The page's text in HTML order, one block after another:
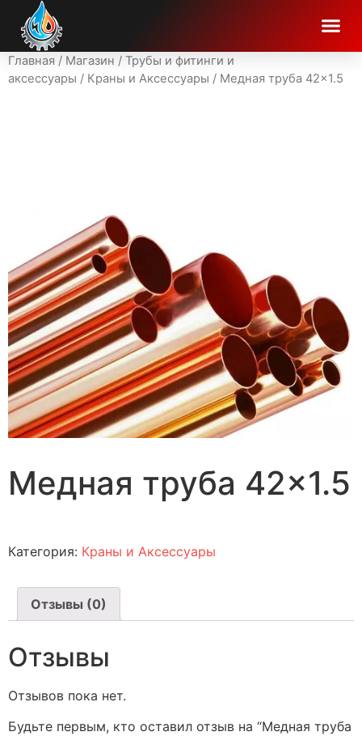
Главная / Магазин / Трубы и фитинги и
аксессуары / Краны и Аксессуары / Медная труба 42×1.5
Медная труба 42×1.5
Категория: Краны и Аксессуары
Отзывы (0)
Отзывы
Отзывов пока нет.
Будьте первым, кто оставил отзыв на “Медная труба